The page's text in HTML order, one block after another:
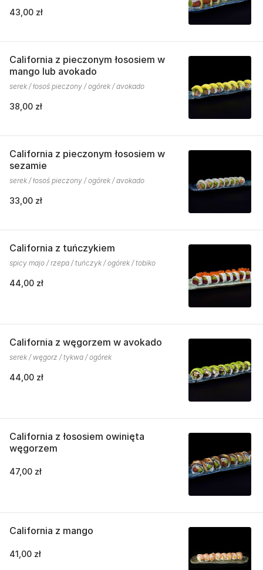
43,00 zł
California z pieczonym łososiem w
mango lub avokado
serek / łosoś pieczony / ogórek / avokado
38,00 zł
California z pieczonym łososiem w
sezamie
serek / łosoś pieczony / ogórek / avokado
33,00 zł
California z tuńczykiem
spicy majo / rzepa / tuńczyk / ogórek / tobiko
44,00 zł
California z węgorzem w avokado
serek / węgorz / tykwa / ogórek
44,00 zł
California z łososiem owinięta
węgorzem
47,00 zł
California z mango
41,00 zł